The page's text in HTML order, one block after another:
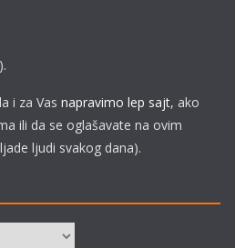
i za Vas napravimo lep sajt, ako
ili da se oglašavate na ovim
ljudi svakog dana).